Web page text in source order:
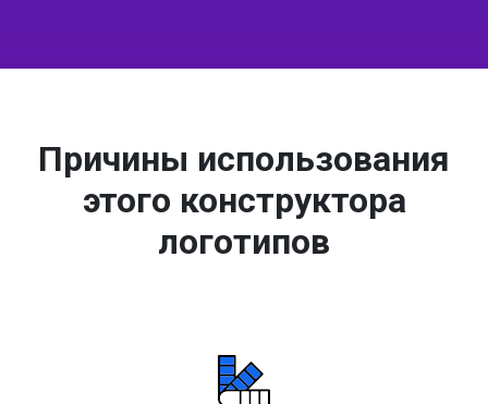
Причины использования
этого конструктора
логотипов